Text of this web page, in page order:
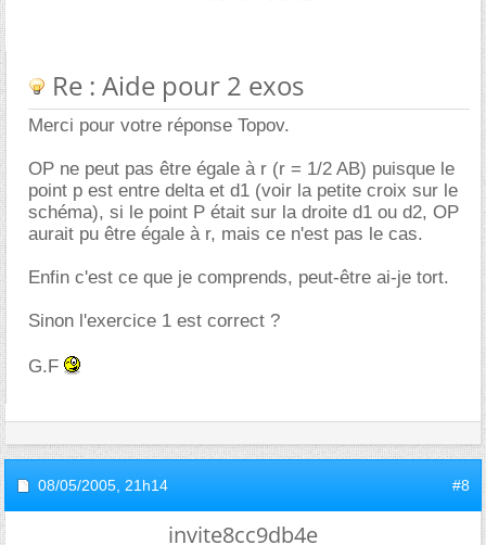
Re : Aide pour 2 exos
Merci pour votre réponse Topov.
OP ne peut pas être égale à r (r = 1/2 AB) puisque le
point p est entre delta et d1 (voir la petite croix sur le
schéma), si le point P était sur la droite d1 ou d2, OP
aurait pu être égale à r, mais ce n'est pas le cas.
Enfin c'est ce que je comprends, peut-être ai-je tort.
Sinon l'exercice 1 est correct ?
G.F
08/05/2005, 21h14 #8
invite8cc9db4e